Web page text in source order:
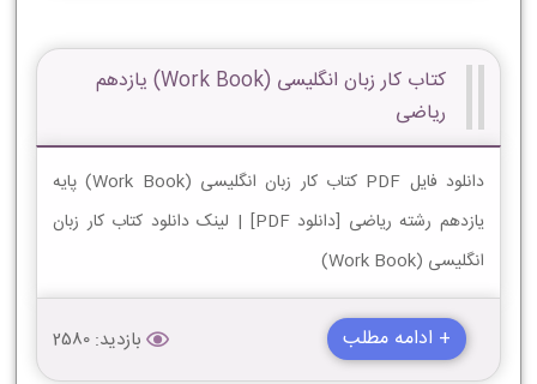
کتاب کار زبان انگلیسی (Work Book) یازدهم
ریاضی
دانلود فایل PDF کتاب کار زبان انگلیسی (Work Book) پایه
یازدهم رشته ریاضی [دانلود PDF] | لینک دانلود کتاب کار زبان
انگلیسی (Work Book)
+ ادامه مطلب بازدید: 2580